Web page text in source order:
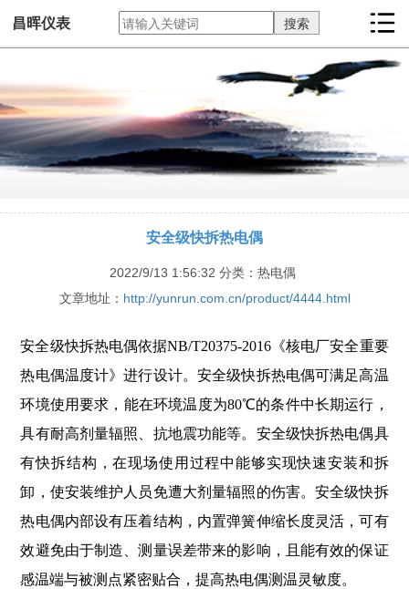
昌晖仪表
安全级快拆热电偶
2022/9/13 1:56:32 分类：热电偶
文章地址： http://yunrun.com.cn/product/4444.html
安全级快拆热电偶依据NB/T20375-2016《核电厂安全重要
热电偶温度计》进行设计。安全级快拆热电偶可满足高温
环境使用要求，能在环境温度为80℃的条件中长期运行，
具有耐高剂量辐照、抗地震功能等。安全级快拆热电偶具
有快拆结构，在现场使用过程中能够实现快速安装和拆
卸，使安装维护人员免遭大剂量辐照的伤害。安全级快拆
热电偶内部设有压着结构，内置弹簧伸缩长度灵活，可有
效避免由于制造、测量误差带来的影响，且能有效的保证
感温端与被测点紧密贴合，提高热电偶测温灵敏度。